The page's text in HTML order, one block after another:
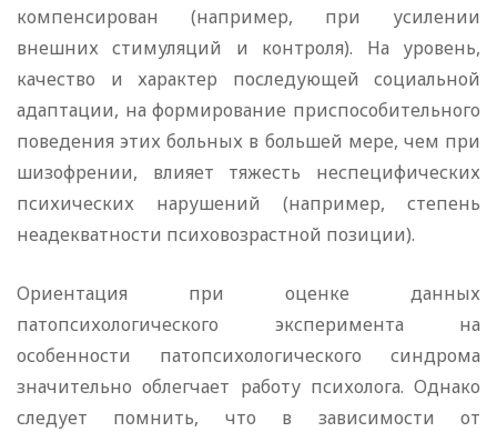
компенсирован (например, при усилении
внешних стимуляций и контроля). На уровень,
качество и характер последующей социальной
адаптации, на формирование приспособительного
поведения этих больных в большей мере, чем при
шизофрении, влияет тяжесть неспецифических
психических нарушений (например, степень
неадекватности психовозрастной позиции).
Ориентация при оценке данных
патопсихологического эксперимента на
особенности патопсихологического синдрома
значительно облегчает работу психолога. Однако
следует помнить, что в зависимости от